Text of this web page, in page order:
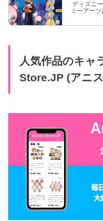
ディズニ
ミーアー
人気作品のキャ
Store.JP (アニ